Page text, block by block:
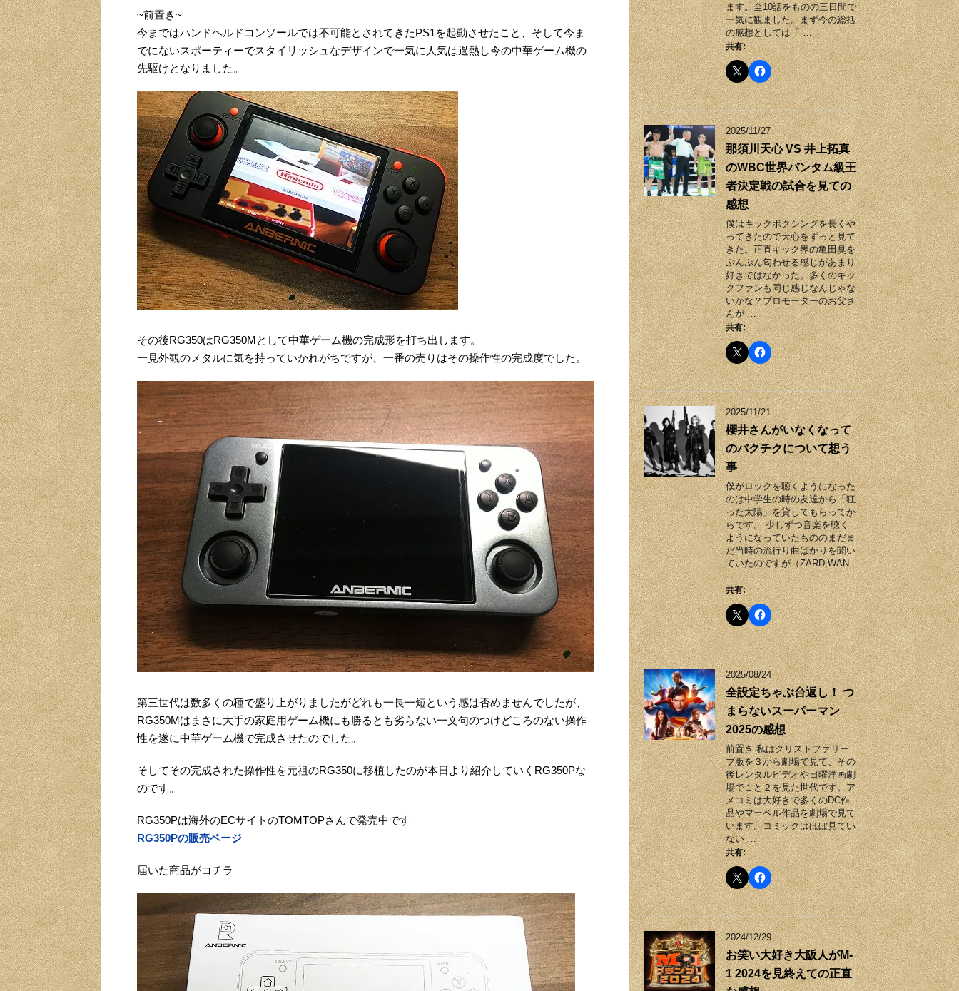
~前置き~
今まではハンドヘルドコンソールでは不可能とされてきたPS1を起動させたこと、そして今ま
でにないスポーティーでスタイリッシュなデザインで一気に人気は過熱し今の中華ゲーム機の
先駆けとなりました。
その後RG350はRG350Mとして中華ゲーム機の完成形を打ち出します。
一見外観のメタルに気を持っていかれがちですが、一番の売りはその操作性の完成度でした。
第三世代は数多くの種で盛り上がりましたがどれも一長一短という感は否めませんでしたが、
RG350Mはまさに大手の家庭用ゲーム機にも勝るとも劣らない一文句のつけどころのない操作
性を遂に中華ゲーム機で完成させたのでした。
そしてその完成された操作性を元祖のRG350に移植したのが本日より紹介していくRG350Pな
のです。
RG350Pは海外のECサイトのTOMTOPさんで発売中です
RG350Pの販売ページ
届いた商品がコチラ
ます。全10話をものの三日間で
一気に観ました。まず今の総括
の感想としては「 …
共有:
2025/11/27
那須川天心 VS 井上拓真
のWBC世界バンタム級王
者決定戦の試合を見ての
感想
僕はキックボクシングを長くや
ってきたので天心をずっと見て
きた。正直キック界の亀田臭を
ぷんぷん匂わせる感じがあまり
好きではなかった。多くのキッ
クファンも同じ感じなんじゃな
いかな？プロモーターのお父さ
んが …
共有:
2025/11/21
櫻井さんがいなくなって
のバクチクについて想う
事
僕がロックを聴くようになった
のは中学生の時の友達から「狂
った太陽」を貸してもらってか
らです。 少しずつ音楽を聴く
ようになっていたもののまだま
だ当時の流行り曲ばかりを聞い
ていたのですが（ZARD,WAN
…
共有:
2025/08/24
全設定ちゃぶ台返し！ つ
まらないスーパーマン
2025の感想
前置き 私はクリストファリー
ブ版を３から劇場で見て、その
後レンタルビデオや日曜洋画劇
場で１と２を見た世代です。ア
メコミは大好きで多くのDC作
品やマーベル作品を劇場で見て
います。コミックはほぼ見てい
ない …
共有:
2024/12/29
お笑い大好き大阪人がM-
1 2024を見終えての正直